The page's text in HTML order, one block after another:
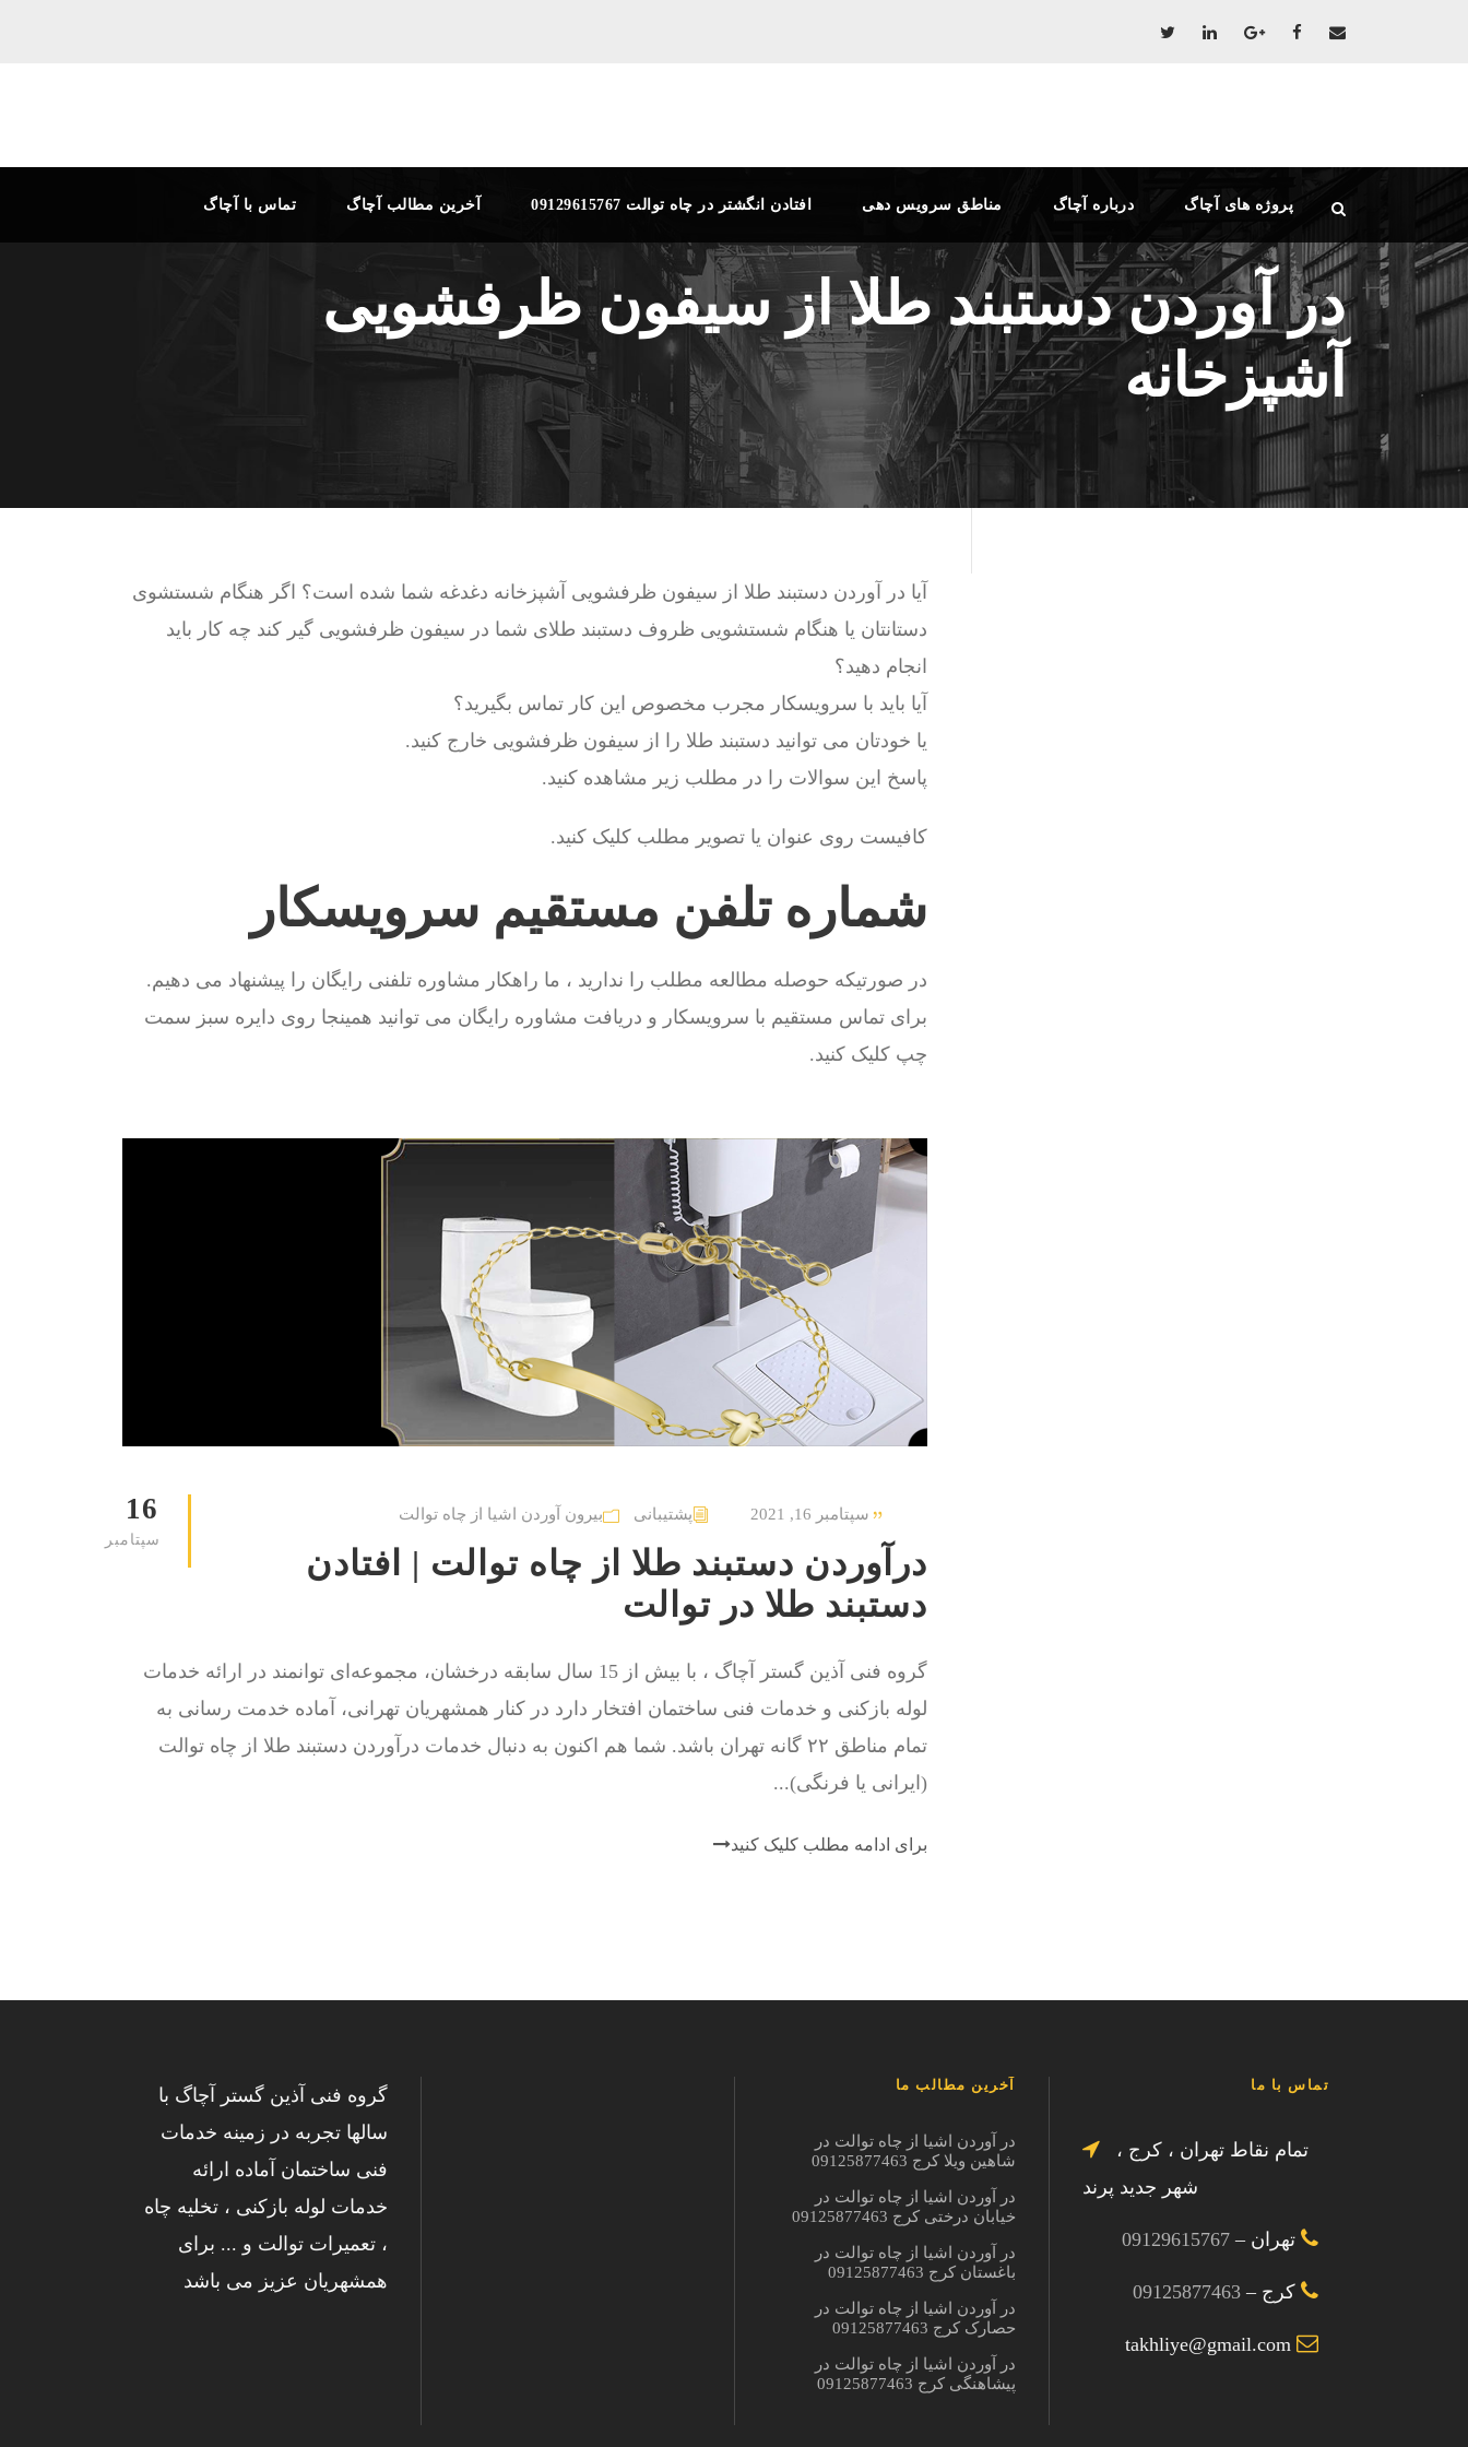
تماس با آچاگ آخرین مطالب آچاگ افتادن انگشتر در چاه توالت 09129615767 مناطق سرویس دهی درباره آچاگ پروژه های آچاگ
در آوردن دستبند طلا از سیفون ظرفشویی
آشپزخانه
آیا در آوردن دستبند طلا از سیفون ظرفشویی آشپزخانه دغدغه شما شده است؟ اگر هنگام شستشوی
دستانتان یا هنگام شستشویی ظروف دستبند طلای شما در سیفون ظرفشویی گیر کند چه کار باید
انجام دهید؟
آیا باید با سرویسکار مجرب مخصوص این کار تماس بگیرید؟
یا خودتان می توانید دستبند طلا را از سیفون ظرفشویی خارج کنید.
پاسخ این سوالات را در مطلب زیر مشاهده کنید.
کافیست روی عنوان یا تصویر مطلب کلیک کنید.
شماره تلفن مستقیم سرویسکار
در صورتیکه حوصله مطالعه مطلب را ندارید ، ما راهکار مشاوره تلفنی رایگان را پیشنهاد می دهیم.
برای تماس مستقیم با سرویسکار و دریافت مشاوره رایگان می توانید همینجا روی دایره سبز سمت
چپ کلیک کنید.
16
سپتامبر
سپتامبر 16, 2021 پشتیبانی بیرون آوردن اشیا از چاه توالت
درآوردن دستبند طلا از چاه توالت | افتادن
دستبند طلا در توالت
گروه فنی آذین گستر آچاگ ، با بیش از 15 سال سابقه درخشان، مجموعه‌ای توانمند در ارائه خدمات
لوله بازکنی و خدمات فنی ساختمان افتخار دارد در کنار همشهریان تهرانی، آماده خدمت رسانی به
تمام مناطق ۲۲ گانه تهران باشد. شما هم اکنون به دنبال خدمات درآوردن دستبند طلا از چاه توالت
(ایرانی یا فرنگی)...
برای ادامه مطلب کلیک کنید
گروه فنی آذین گستر آچاگ با
سالها تجربه در زمینه خدمات
فنی ساختمان آماده ارائه
خدمات لوله بازکنی ، تخلیه چاه
، تعمیرات توالت و ... برای
همشهریان عزیز می باشد
آخرین مطالب ما
در آوردن اشیا از چاه توالت در
شاهین ویلا کرج 09125877463
در آوردن اشیا از چاه توالت در
خیابان درختی کرج 09125877463
در آوردن اشیا از چاه توالت در
باغستان کرج 09125877463
در آوردن اشیا از چاه توالت در
حصارک کرج 09125877463
در آوردن اشیا از چاه توالت در
پیشاهنگی کرج 09125877463
تماس با ما
شهر جدید پرند
تهران – 09129615767
کرج – 09125877463